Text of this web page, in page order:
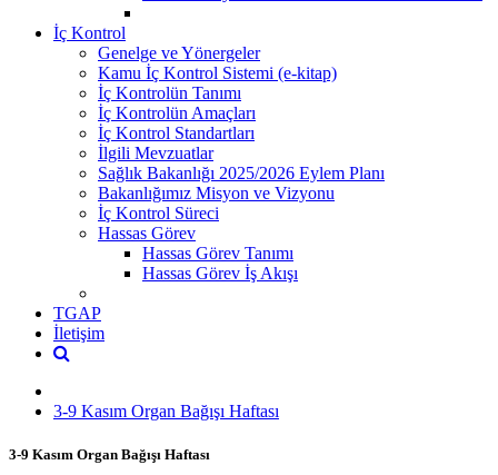
İç Kontrol
Genelge ve Yönergeler
Kamu İç Kontrol Sistemi (e-kitap)
İç Kontrolün Tanımı
İç Kontrolün Amaçları
İç Kontrol Standartları
İlgili Mevzuatlar
Sağlık Bakanlığı 2025/2026 Eylem Planı
Bakanlığımız Misyon ve Vizyonu
İç Kontrol Süreci
Hassas Görev
Hassas Görev Tanımı
Hassas Görev İş Akışı
TGAP
İletişim
3-9 Kasım Organ Bağışı Haftası
3-9 Kasım Organ Bağışı Haftası